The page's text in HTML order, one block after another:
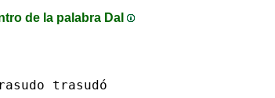
de la palabra DaI
trasudó